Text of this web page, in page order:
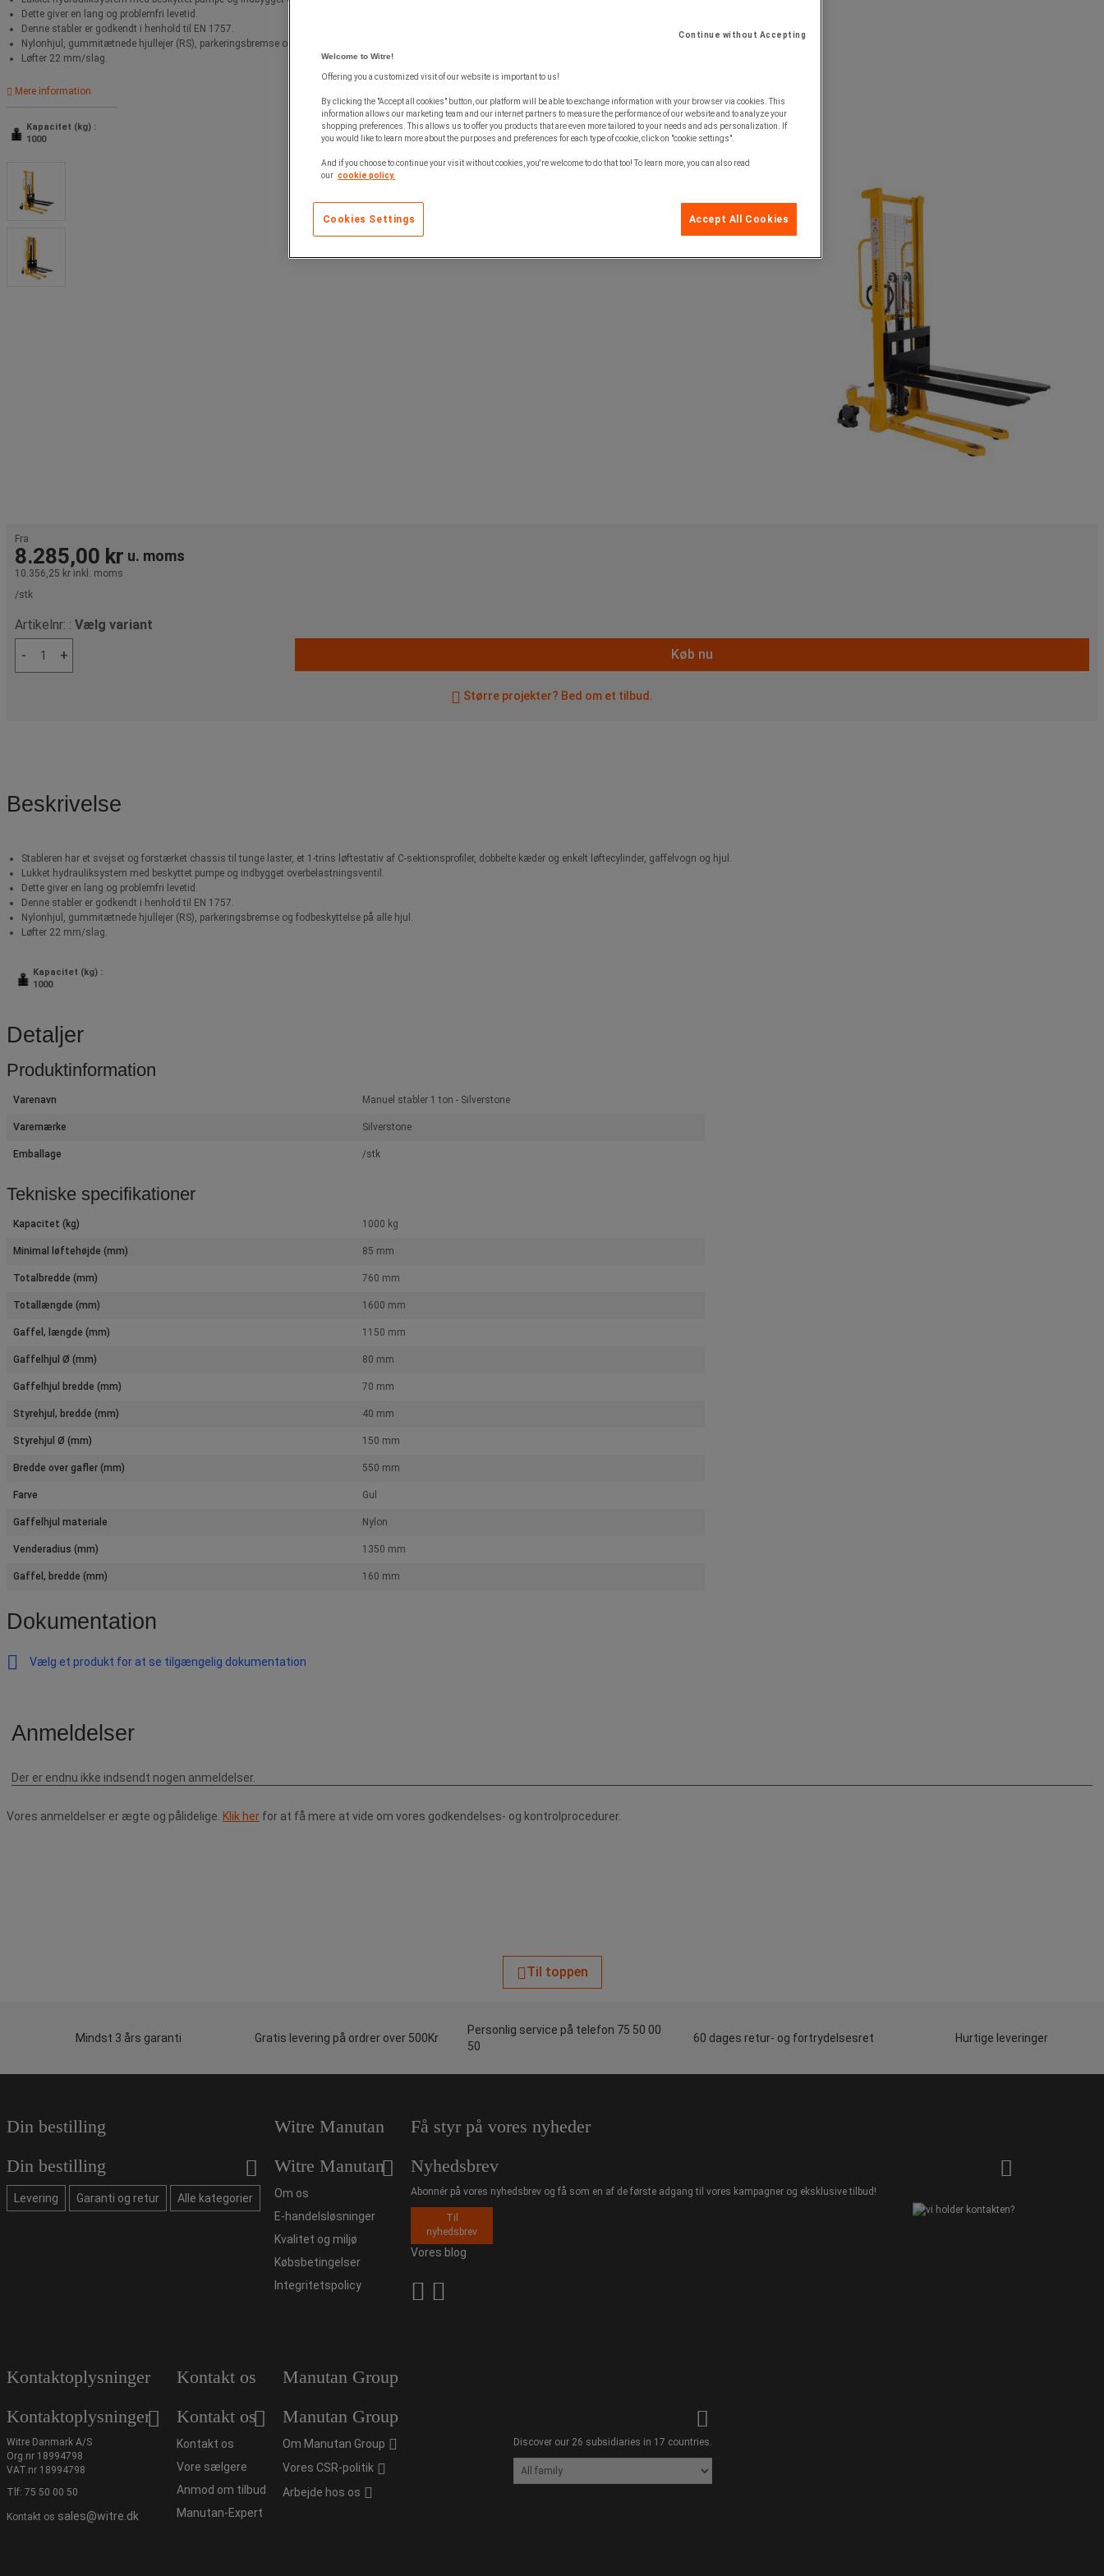
Dette giver en lang og problemfri levetid.
Denne stabler er godkendt i henhold til EN 1757.
Nylonhjul, gummitætnede hjullejer (RS), parkeringsbremse og fodbeskyttelse på alle hjul.
Løfter 22 mm/slag.
Mere information
Kapacitet (kg) :
1000
Fra
8.285,00 kr u. moms
10.356,25 kr inkl. moms
/stk
Artikelnr: : Vælg variant
-
+ Køb nu
Større projekter? Bed om et tilbud.
Beskrivelse
Stableren har et svejset og forstærket chassis til tunge laster, et 1-trins løftestativ af C-sektionsprofiler, dobbelte kæder og enkelt løftecylinder, gaffelvogn og hjul.
Lukket hydrauliksystem med beskyttet pumpe og indbygget overbelastningsventil.
Dette giver en lang og problemfri levetid.
Denne stabler er godkendt i henhold til EN 1757.
Nylonhjul, gummitætnede hjullejer (RS), parkeringsbremse og fodbeskyttelse på alle hjul.
Løfter 22 mm/slag.
Kapacitet (kg) :
1000
Detaljer
Produktinformation
Varenavn Manuel stabler 1 ton - Silverstone
Varemærke Silverstone
Emballage /stk
Tekniske specifikationer
Kapacitet (kg) 1000 kg
Minimal løftehøjde (mm) 85 mm
Totalbredde (mm) 760 mm
Totallængde (mm) 1600 mm
Gaffel, længde (mm) 1150 mm
Gaffelhjul Ø (mm) 80 mm
Gaffelhjul bredde (mm) 70 mm
Styrehjul, bredde (mm) 40 mm
Styrehjul Ø (mm) 150 mm
Bredde over gafler (mm) 550 mm
Farve Gul
Gaffelhjul materiale Nylon
Venderadius (mm) 1350 mm
Gaffel, bredde (mm) 160 mm
Dokumentation
Vælg et produkt for at se tilgængelig dokumentation
Vores anmeldelser er ægte og pålidelige. Klik her for at få mere at vide om vores godkendelses- og kontrolprocedurer.
Til toppen
Mindst 3 års garanti Gratis levering på ordrer over 500Kr
Personlig service på telefon 75 50 00
50
60 dages retur- og fortrydelsesret Hurtige leveringer
Din bestilling
Din bestilling
Levering Garanti og retur Alle kategorier
Witre Manutan
Witre Manutan
Om os
E-handelsløsninger
Kvalitet og miljø
Købsbetingelser
Integritetspolicy
Få styr på vores nyheder
Nyhedsbrev
Abonnér på vores nyhedsbrev og få som en af de første adgang til vores kampagner og eksklusive tilbud!
Til
nyhedsbrev
Vores blog
Kontaktoplysninger
Kontaktoplysninger
Witre Danmark A/S
Org.nr 18994798
VAT.nr 18994798
Tlf: 75 50 00 50
Kontakt os sales@witre.dk
Kontakt os
Kontakt os
Kontakt os
Vore sælgere
Anmod om tilbud
Manutan-Expert
Manutan Group
Manutan Group
Om Manutan Group
Vores CSR-politik
Arbejde hos os
Discover our 26 subsidiaries in 17 countries.
Continue without Accepting
Welcome to Witre!
Offering you a customized visit of our website is important to us!
By clicking the "Accept all cookies" button, our platform will be able to exchange information with your browser via cookies. This
information allows our marketing team and our internet partners to measure the performance of our website and to analyze your
shopping preferences. This allows us to offer you products that are even more tailored to your needs and ads personalization. If
you would like to learn more about the purposes and preferences for each type of cookie, click on "cookie settings".
And if you choose to continue your visit without cookies, you're welcome to do that too! To learn more, you can also read
our cookie policy.
Accept All Cookies
Cookies Settings